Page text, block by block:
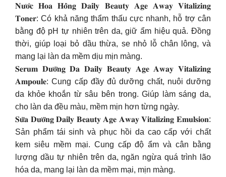
𝐍𝐮̛𝐨̛́𝐜 𝐇𝐨𝐚 𝐇𝐨̂̀𝐧𝐠 𝐃𝐚𝐢𝐥𝐲 𝐁𝐞𝐚𝐮𝐭𝐲 𝐀𝐠𝐞 𝐀𝐰𝐚𝐲 𝐕𝐢𝐭𝐚𝐥𝐢𝐳𝐢𝐧𝐠
𝐓𝐨𝐧𝐞𝐫: Có khả năng thẩm thấu cực nhanh, hỗ trợ cân
bằng độ pH tự nhiên trên da, giữ ẩm hiệu quả. Đồng
thời, giúp loại bỏ dầu thừa, se nhỏ lỗ chân lông, và
mang lại làn da mềm dịu mịn màng.
𝐒𝐞𝐫𝐮𝐦 𝐃𝐮̛𝐨̛̃𝐧𝐠 𝐃𝐚 𝐃𝐚𝐢𝐥𝐲 𝐁𝐞𝐚𝐮𝐭𝐲 𝐀𝐠𝐞 𝐀𝐰𝐚𝐲 𝐕𝐢𝐭𝐚𝐥𝐢𝐳𝐢𝐧𝐠
𝐀𝐦𝐩𝐨𝐮𝐥𝐞: Cung cấp đầy đủ dưỡng chất, nuôi dưỡng
da khỏe khoắn từ sâu bên trong. Giúp làm sáng da,
cho làn da đều màu, mềm mịn hơn từng ngày.
𝐒𝐮̛̃𝐚 𝐃𝐮̛𝐨̛̃𝐧𝐠 𝐃𝐚𝐢𝐥𝐲 𝐁𝐞𝐚𝐮𝐭𝐲 𝐀𝐠𝐞 𝐀𝐰𝐚𝐲 𝐕𝐢𝐭𝐚𝐥𝐢𝐳𝐢𝐧𝐠 𝐄𝐦𝐮𝐥𝐬𝐢𝐨𝐧:
Sản phẩm tái sinh và phục hồi da cao cấp với chất
kem siêu mềm mại. Cung cấp độ ẩm và cân bằng
lượng dầu tự nhiên trên da, ngăn ngừa quá trình lão
hóa da, mang lại làn da mềm mại, mịn màng.